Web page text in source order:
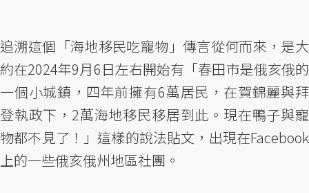
追溯這個「海地移民吃寵物」傳言從何而來，是大
約在2024年9月6日左右開始有「春田市是俄亥俄的
一個小城鎮，四年前擁有6萬居民，在賀錦麗與拜
登執政下，2萬海地移民移居到此。現在鴨子與寵
物都不見了！」這樣的說法貼文，出現在Facebook
上的一些俄亥俄州地區社團。